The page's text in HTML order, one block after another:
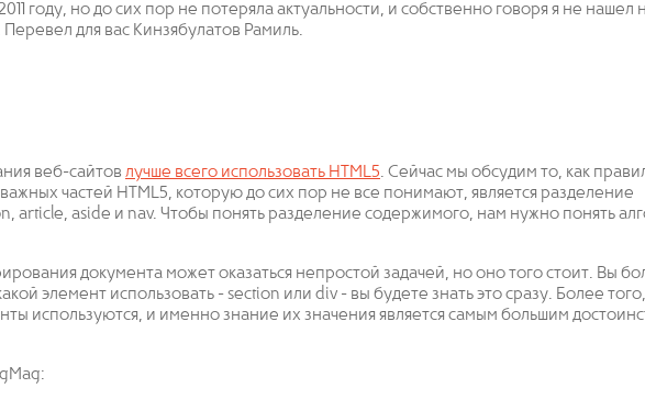
году, но до сих пор не потеряла актуальности, и собственно говоря я не нашел
для вас Кинзябулатов Рамиль.
веб-сайтов лучше всего использовать HTML5. Сейчас мы обсудим то, как
частей HTML5, которую до сих пор не все понимают, является разделение
article, aside и nav. Чтобы понять разделение содержимого, нам нужно понять
документа может оказаться непростой задачей, но оно того стоит. Вы
элемент использовать - section или div - вы будете знать это сразу. Более
используются, и именно знание их значения является самым большим